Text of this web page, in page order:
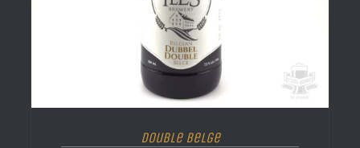
Double Belge